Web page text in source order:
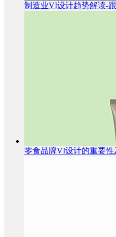
制造业VI设计趋势解读-
零食品牌VI设计的重要